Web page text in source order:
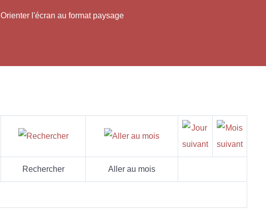
Orienter l'écran au format paysage
Rechercher Aller au mois